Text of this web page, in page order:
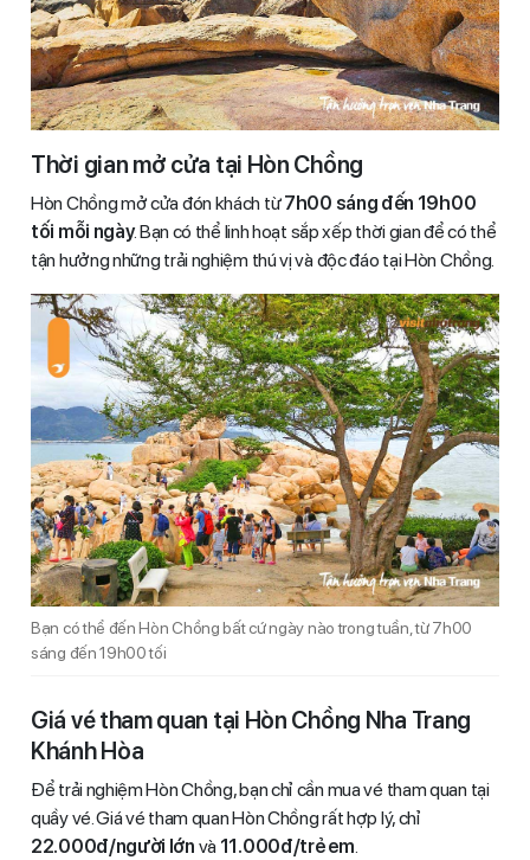
Thời gian mở cửa tại Hòn Chồng
Hòn Chồng mở cửa đón khách từ7h00 sáng đến 19h00
tối mỗi ngày. Bạn có thể linh hoạt sắp xếp thời gian để có thể
tận hưởng những trải nghiệm thú vị và độc đáo tại Hòn Chồng.
Bạn có thể đến Hòn Chồng bất cứ ngày nào trong tuần, từ 7h00
sáng đến 19h00 tối
Giá vé tham quan tại Hòn Chồng Nha Trang
Khánh Hòa
Để trải nghiệm Hòn Chồng, bạn chỉ cần mua vé tham quan tại
quầy vé. Giá vé tham quan Hòn Chồng rất hợp lý, chỉ
22.000đ/người lớn và 11.000đ/trẻ em.